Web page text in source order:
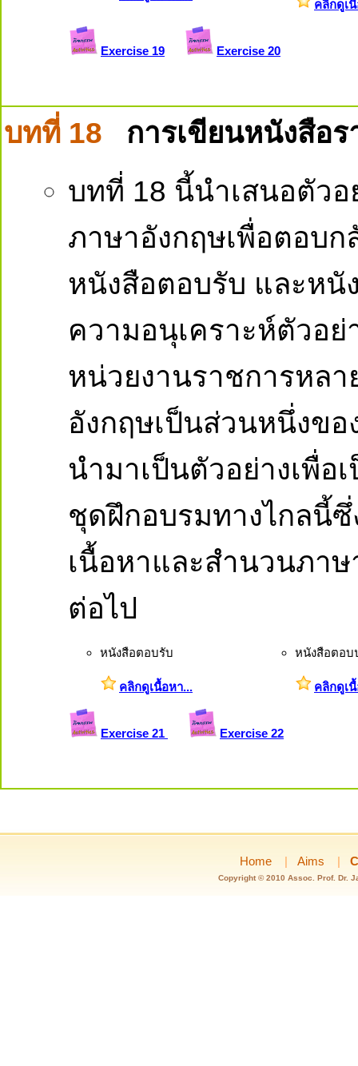
คลิกดูเ
Exercise 19 Exercise 20
บทที่ 18
การเขียนหนังสือ
บทที่ 18 นี้นำเสนอตัว
ภาษาอังกฤษเพื่อตอบ
หนังสือตอบรับ และหนั
ความอนุเคราะห์ตัวอ
หน่วยงานราชการหล
อังกฤษเป็นส่วนหนึ่งข
นำมาเป็นตัวอย่างเพื่อ
ชุดฝึกอบรมทางไกลนี้
เนื้อหาและสำนวนภา
ต่อไป
หนังสือตอบรับ
คลิกดูเนื้อหา...
หนังสือตอบ
คลิกดูเ
Exercise 21 Exercise 22
Home | Aims |
Copyright © 2010 Assoc. Prof. Dr.